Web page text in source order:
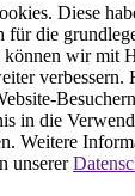
Diese
für die
können wir mit
verbessern.
in die
Weitere
unserer